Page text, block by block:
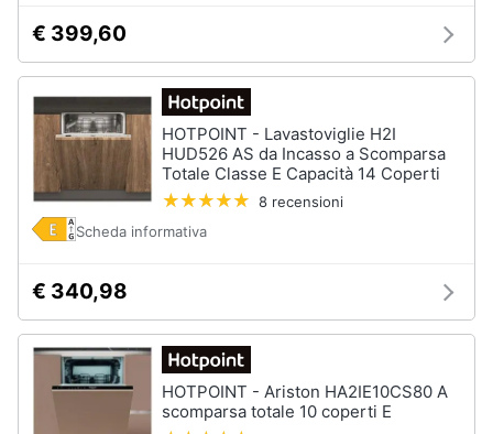
€ 399,60
HOTPOINT - Lavastoviglie H2I
HUD526 AS da Incasso a Scomparsa
Totale Classe E Capacità 14 Coperti
8 recensioni
Scheda informativa
€ 340,98
HOTPOINT - Ariston HA2IE10CS80 A
scomparsa totale 10 coperti E